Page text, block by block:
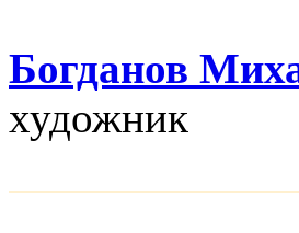
Богданов
художник